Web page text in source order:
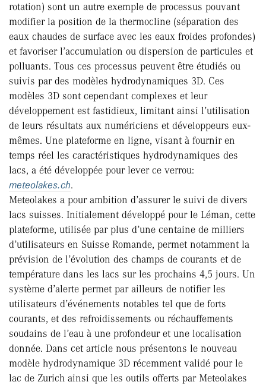
rotation) sont un autre exemple de processus pouvant
modifier la position de la thermocline (séparation des
eaux chaudes de surface avec les eaux froides profondes)
et favoriser l’accumulation ou dispersion de particules et
polluants. Tous ces processus peuvent être étudiés ou
suivis par des modèles hydrodynamiques 3D. Ces
modèles 3D sont cependant complexes et leur
développement est fastidieux, limitant ainsi l’utilisation
de leurs résultats aux numériciens et développeurs eux-
mêmes. Une plateforme en ligne, visant à fournir en
temps réel les caractéristiques hydrodynamiques des
lacs, a été développée pour lever ce verrou:
meteolakes.ch.
Meteolakes a pour ambition d’assurer le suivi de divers
lacs suisses. Initialement développé pour le Léman, cette
plateforme, utilisée par plus d’une centaine de milliers
d’utilisateurs en Suisse Romande, permet notamment la
prévision de l’évolution des champs de courants et de
température dans les lacs sur les prochains 4,5 jours. Un
système d’alerte permet par ailleurs de notifier les
utilisateurs d’événements notables tel que de forts
courants, et des refroidissements ou réchauffements
soudains de l’eau à une profondeur et une localisation
donnée. Dans cet article nous présentons le nouveau
modèle hydrodynamique 3D récemment validé pour le
lac de Zurich ainsi que les outils offerts par Meteolakes